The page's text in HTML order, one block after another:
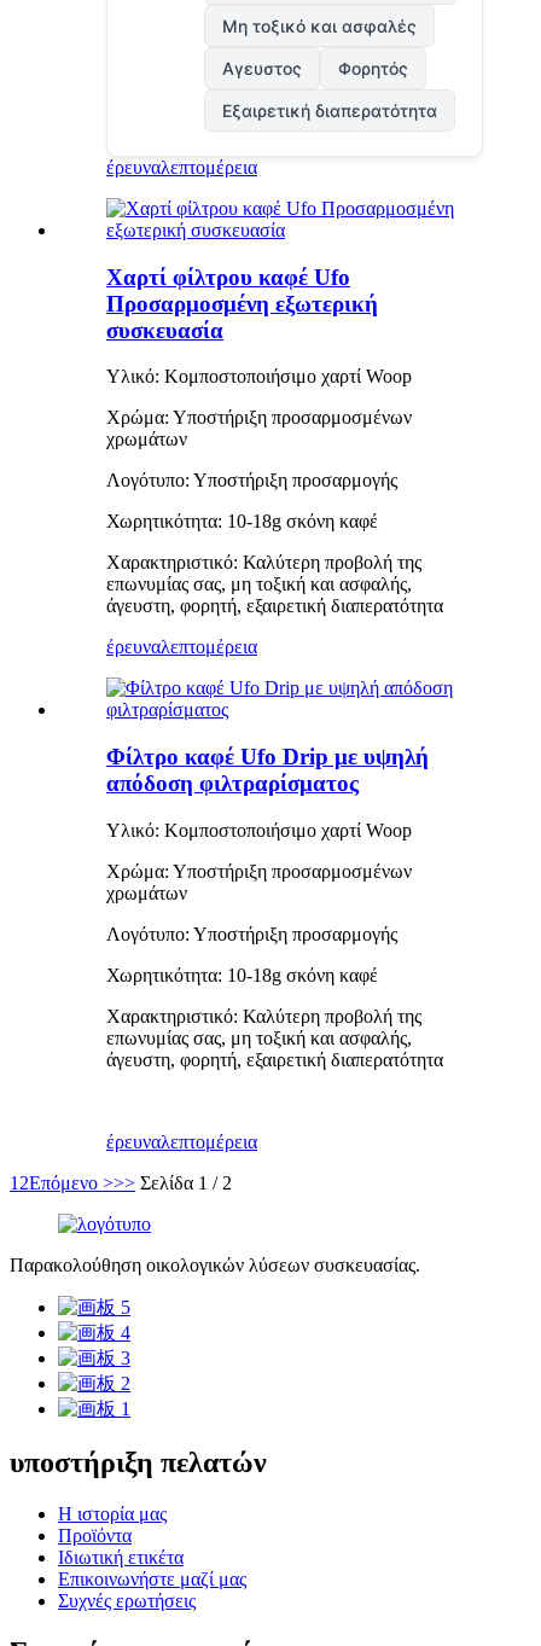
Μη τοξικό και ασφαλές
Αγευστος Φορητός
Εξαιρετική διαπερατότητα
έρευναλεπτομέρεια
Χαρτί φίλτρου καφέ Ufo
Προσαρμοσμένη εξωτερική
συσκευασία
Υλικό: Κομποστοποιήσιμο χαρτί Woop
Χρώμα: Υποστήριξη προσαρμοσμένων
χρωμάτων
Λογότυπο: Υποστήριξη προσαρμογής
Χωρητικότητα: 10-18g σκόνη καφέ
Χαρακτηριστικό: Καλύτερη προβολή της
επωνυμίας σας, μη τοξική και ασφαλής,
άγευστη, φορητή, εξαιρετική διαπερατότητα
έρευναλεπτομέρεια
Φίλτρο καφέ Ufo Drip με υψηλή
απόδοση φιλτραρίσματος
Υλικό: Κομποστοποιήσιμο χαρτί Woop
Χρώμα: Υποστήριξη προσαρμοσμένων
χρωμάτων
Λογότυπο: Υποστήριξη προσαρμογής
Χωρητικότητα: 10-18g σκόνη καφέ
Χαρακτηριστικό: Καλύτερη προβολή της
επωνυμίας σας, μη τοξική και ασφαλής,
άγευστη, φορητή, εξαιρετική διαπερατότητα
έρευναλεπτομέρεια
1 2Επόμενο >>> Σελίδα 1 / 2
Παρακολούθηση οικολογικών λύσεων συσκευασίας.
υποστήριξη πελατών
Η ιστορία μας
Προϊόντα
Ιδιωτική ετικέτα
Επικοινωνήστε μαζί μας
Συχνές ερωτήσεις